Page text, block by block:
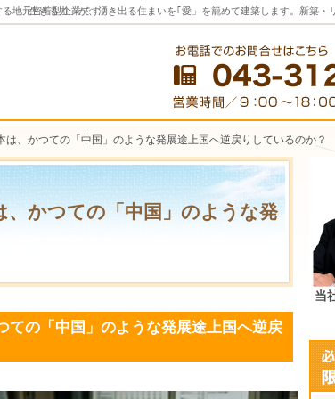
、かつての「中国」のような発
「生きる力」が、湧き出る住まいを｢愛」を籠めて建築します。新築・
地元密着型企業です。
ての「中国」のような発展途上国へ逆戻
当
は、かつての「中国」のような発展途上国へ逆戻りしているのか？